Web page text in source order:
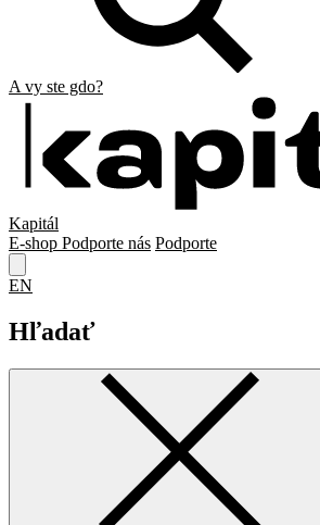
A vy ste gdo?
Kapitál
E-shop Podporte nás Podporte
EN
Hľadať